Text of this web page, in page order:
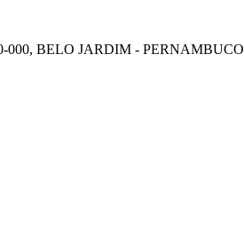
000, BELO JARDIM - PERNAMBUCO